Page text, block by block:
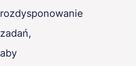
rozdysponowanie
zadań,
aby